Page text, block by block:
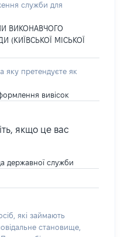
служби для
ВИКОНАВЧОГО
(КИЇВСЬКОЇ МІСЬКОЇ
яку претендуєте як
вивісок
якщо це вас
державної служби
які займають
становище,